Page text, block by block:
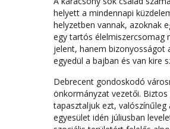
helyett a mindennapi
helyzetben vannak, azoknak
egy tartós élelmiszercsomag
jelent, hanem bizonyosságot
egyedül a bajban és van kire
Debrecent gondoskodó
önkormányzat vezetői.
tapasztaljuk ezt, valószínűleg
egyesület idén júliusban